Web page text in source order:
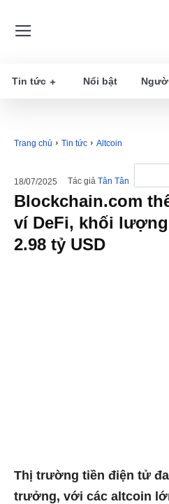
Tin tức Nổi bật
Trang chủ Tin tức Altcoin
18/07/2025 Tác giả Tân Tân
Blockchain.com
ví DeFi, khối
2.98 tỷ USD
Thị trường tiền điện tử
trưởng, với các altcoin